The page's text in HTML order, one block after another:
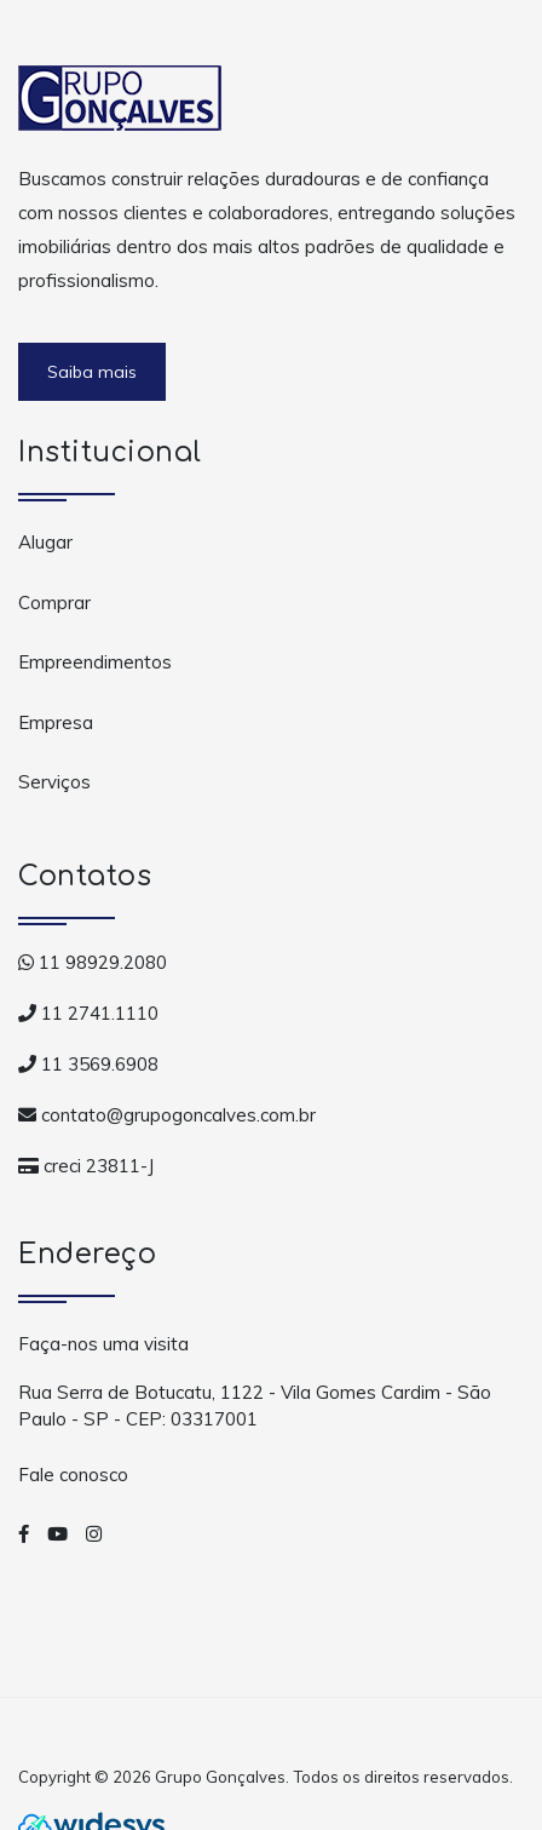
Buscamos construir relações duradouras e de confiança
com nossos clientes e colaboradores, entregando soluções
imobiliárias dentro dos mais altos padrões de qualidade e
profissionalismo.
Saiba mais
Institucional
Alugar
Comprar
Empreendimentos
Empresa
Serviços
Contatos
11 98929.2080
11 2741.1110
11 3569.6908
contato@grupogoncalves.com.br
creci 23811-J
Endereço
Faça-nos uma visita
Rua Serra de Botucatu, 1122 - Vila Gomes Cardim - São
Paulo - SP - CEP: 03317001
Fale conosco
Copyright © 2026 Grupo Gonçalves. Todos os direitos reservados.